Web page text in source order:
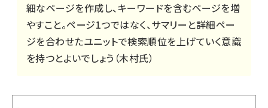
細なページを作成し、キーワードを含むページを増
やすこと。ページ1つではなく、サマリーと詳細ペー
ジを合わせたユニットで検索順位を上げていく意識
を持つとよいでしょう（木村氏）